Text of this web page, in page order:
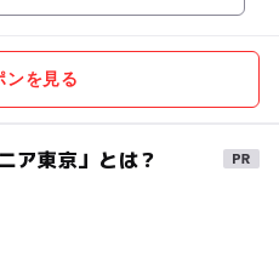
ンを見る
ア東京」とは？